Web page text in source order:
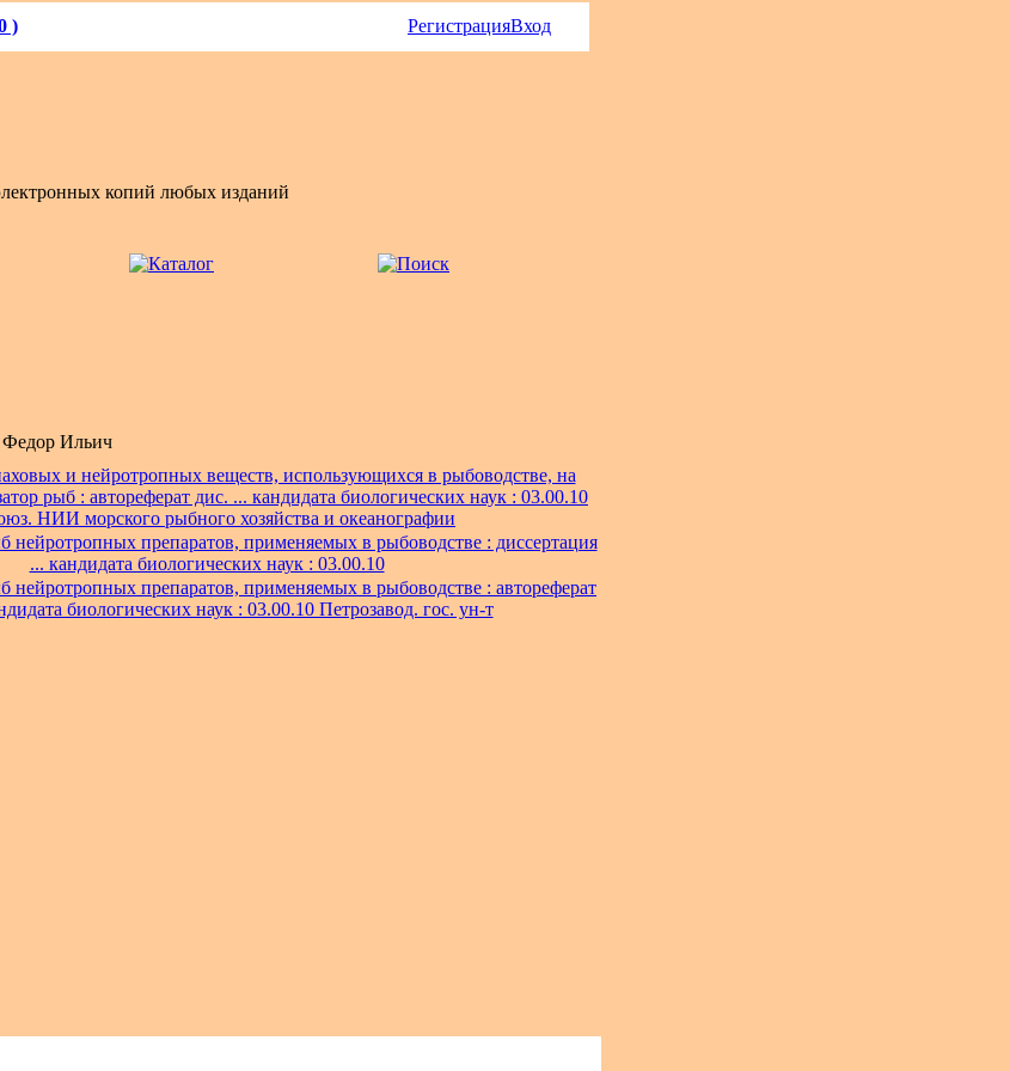
) РегистрацияВход
копий любых изданий
Ильич
и нейротропных веществ, использующихся в рыбоводстве, на
рыб : автореферат дис. ... кандидата биологических наук : 03.00.10
НИИ морского рыбного хозяйства и океанографии
нейротропных препаратов, применяемых в рыбоводстве : диссертация
... кандидата биологических наук : 03.00.10
нейротропных препаратов, применяемых в рыбоводстве : автореферат
биологических наук : 03.00.10 Петрозавод. гос. ун-т